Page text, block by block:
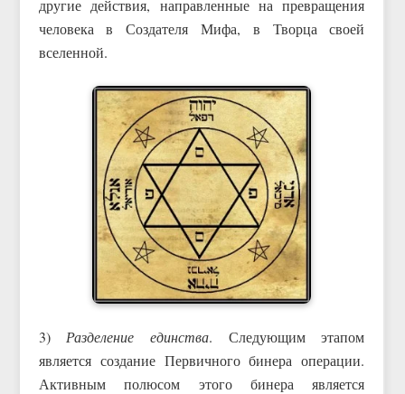
другие действия, направленные на превращения
человека в Создателя Мифа, в Творца своей
вселенной.
3) Разделение единства. Следующим этапом
является создание Первичного бинера операции.
Активным полюсом этого бинера является